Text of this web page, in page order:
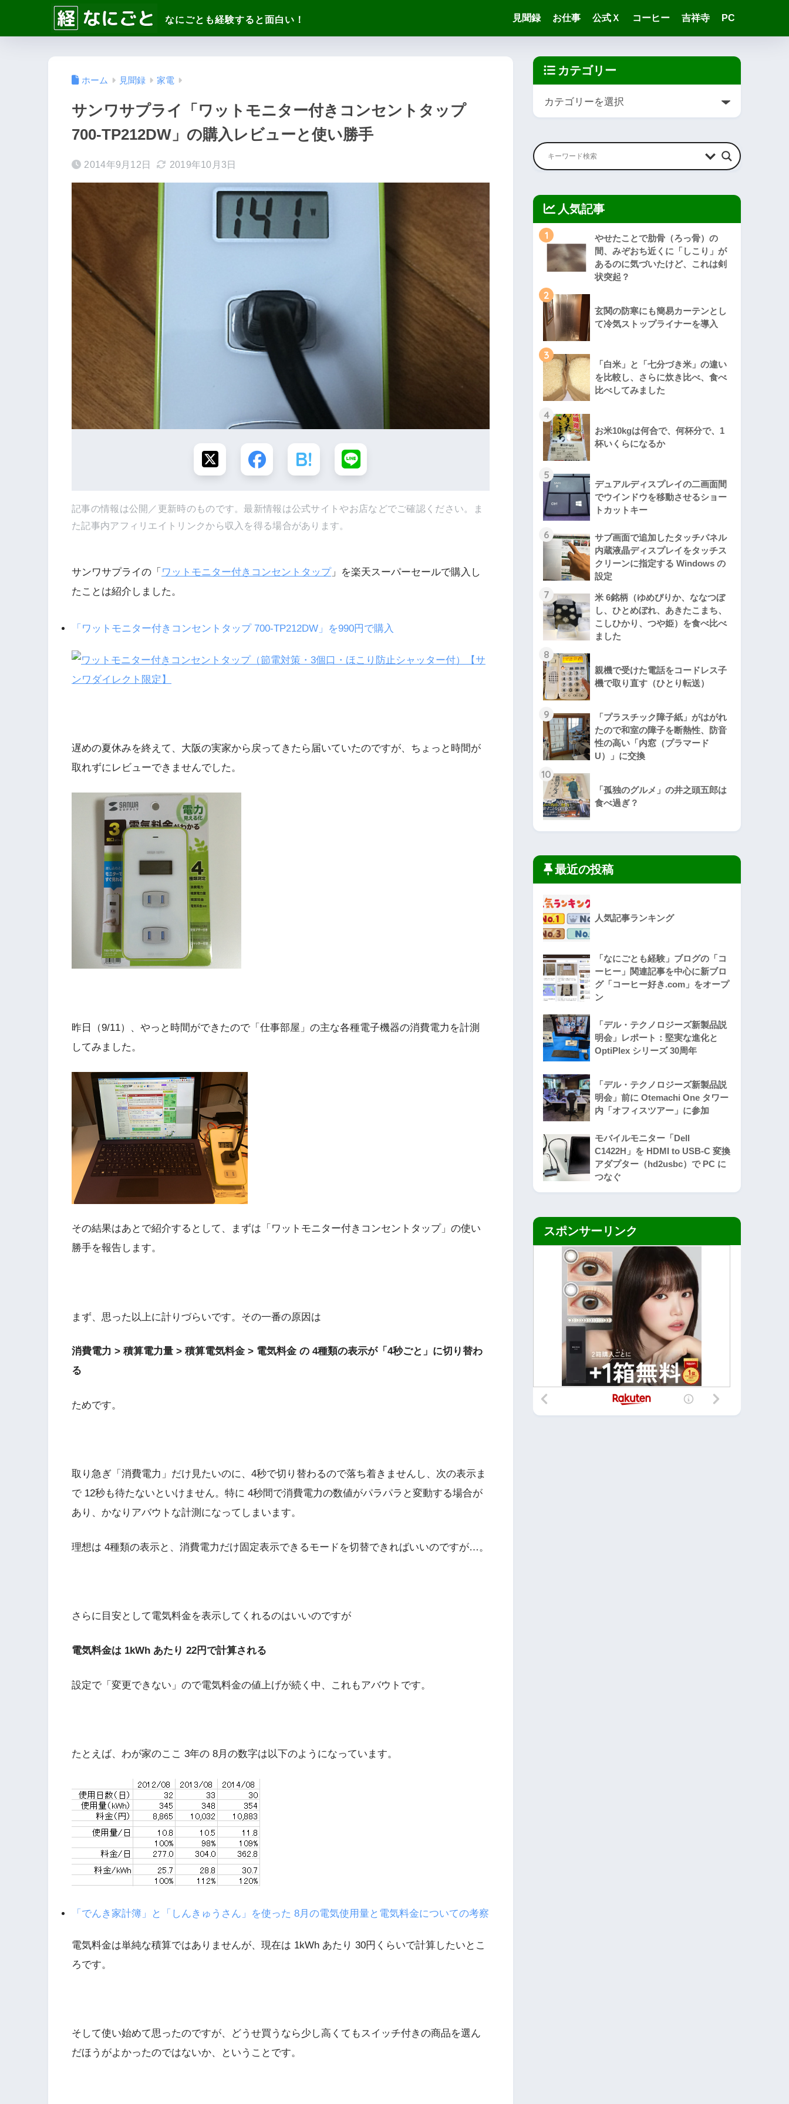
見聞録 お仕事 公式Ｘ コーヒー 吉祥寺 PC
ホーム 見聞録 家電
サンワサプライ「ワットモニター付きコンセントタップ
700-TP212DW」の購入レビューと使い勝手
2014年9月12日 2019年10月3日
記事の情報は公開／更新時のものです。最新情報は公式サイトやお店などでご確認ください。ま
た記事内アフィリエイトリンクから収入を得る場合があります。
サンワサプライの「 ワットモニター付きコンセントタップ」を楽天スーパーセールで購入し
たことは紹介しました。
「ワットモニター付きコンセントタップ 700-TP212DW」を990円で購入
遅めの夏休みを終えて、大阪の実家から戻ってきたら届いていたのですが、ちょっと時間が
取れずにレビューできませんでした。
昨日（9/11）、やっと時間ができたので「仕事部屋」の主な各種電子機器の消費電力を計測
してみました。
その結果はあとで紹介するとして、まずは「ワットモニター付きコンセントタップ」の使い
勝手を報告します。
まず、思った以上に計りづらいです。その一番の原因は
消費電力 > 積算電力量 > 積算電気料金 > 電気料金 の 4種類の表示が「4秒ごと」に切り替わ
る
ためです。
取り急ぎ「消費電力」だけ見たいのに、4秒で切り替わるので落ち着きませんし、次の表示ま
で 12秒も待たないといけません。特に 4秒間で消費電力の数値がパラパラと変動する場合が
あり、かなりアバウトな計測になってしまいます。
理想は 4種類の表示と、消費電力だけ固定表示できるモードを切替できればいいのですが…。
さらに目安として電気料金を表示してくれるのはいいのですが
電気料金は 1kWh あたり 22円で計算される
設定で「変更できない」ので電気料金の値上げが続く中、これもアバウトです。
たとえば、わが家のここ 3年の 8月の数字は以下のようになっています。
「でんき家計簿」と「しんきゅうさん」を使った 8月の電気使用量と電気料金についての考察
電気料金は単純な積算ではありませんが、現在は 1kWh あたり 30円くらいで計算したいとこ
ろです。
そして使い始めて思ったのですが、どうせ買うなら少し高くてもスイッチ付きの商品を選ん
だほうがよかったのではないか、ということです。
カテゴリー
人気記事
1
やせたことで肋骨（ろっ骨）の
間、みぞおち近くに「しこり」が
あるのに気づいたけど、これは剣
状突起？
2
玄関の防寒にも簡易カーテンとし
て冷気ストップライナーを導入
3
「白米」と「七分づき米」の違い
を比較し、さらに炊き比べ、食べ
比べしてみました
4
お米10kgは何合で、何杯分で、1
杯いくらになるか
5
デュアルディスプレイの二画面間
でウインドウを移動させるショー
トカットキー
6
サブ画面で追加したタッチパネル
内蔵液晶ディスプレイをタッチス
クリーンに指定する Windows の
設定
7
米 6銘柄（ゆめぴりか、ななつぼ
し、ひとめぼれ、あきたこまち、
こしひかり、つや姫）を食べ比べ
ました
8
親機で受けた電話をコードレス子
機で取り直す（ひとり転送）
9
「プラスチック障子紙」がはがれ
たので和室の障子を断熱性、防音
性の高い「内窓（プラマード
U）」に交換
10
「孤独のグルメ」の井之頭五郎は
食べ過ぎ？
最近の投稿
人気記事ランキング
「なにごとも経験」ブログの「コ
ーヒー」関連記事を中心に新ブロ
グ「コーヒー好き.com」をオープ
ン
「デル・テクノロジーズ新製品説
明会」レポート：堅実な進化と
OptiPlex シリーズ 30周年
「デル・テクノロジーズ新製品説
明会」前に Otemachi One タワー
内「オフィスツアー」に参加
モバイルモニター「Dell
C1422H」を HDMI to USB-C 変換
アダプター（hd2usbc）で PC に
つなぐ
スポンサーリンク